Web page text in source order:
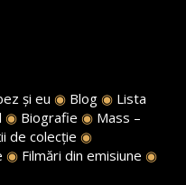
și eu ◉ Blog ◉ Lista
◉ Biografie ◉ Mass –
de colecție ◉
◉ Filmări din emisiune ◉